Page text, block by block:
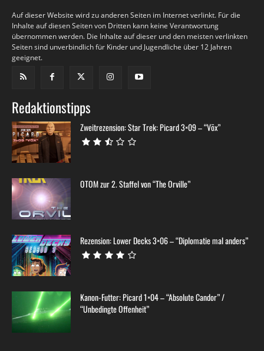
Auf dieser Website wird zu anderen Seiten im Internet verlinkt. Für die
Inhalte auf diesen Seiten von Dritten kann keine Verantwortung
übernommen werden. Die Inhalte auf dieser und den meisten verlinkten
Seiten sind unverbindlich für Kinder und Jugendliche über 12 Jahren
geeignet.
Redaktionstipps
Zweitrezension: Star Trek: Picard 3×09 – “Võx”
OTOM zur 2. Staffel von “The Orville”
Rezension: Lower Decks 3×06 – “Diplomatie mal anders”
Kanon-Futter: Picard 1×04 – “Absolute Candor” /
“Unbedingte Offenheit”